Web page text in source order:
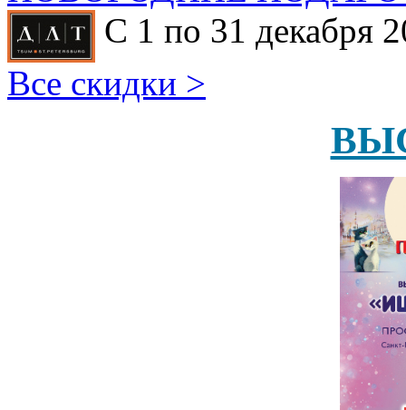
С 1 по 31 декабря
Все скидки >